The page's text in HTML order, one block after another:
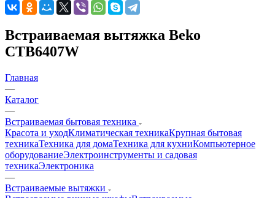
Встраиваемая вытяжка Beko
CTB6407W
Главная
—
Каталог
—
Встраиваемая бытовая техника
Красота и уходКлиматическая техникаКрупная бытовая
техникаТехника для домаТехника для кухниКомпьютерное
оборудованиеЭлектроинструменты и садовая
техникаЭлектроника
—
Встраиваемые вытяжки